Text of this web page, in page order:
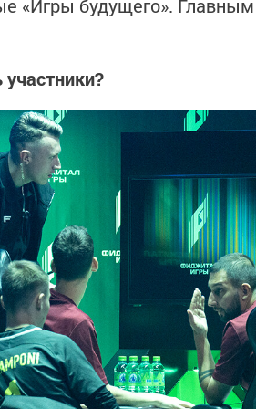
«Игры будущего».
участники?